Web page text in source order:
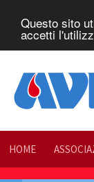
Questo sito
accetti
HOME